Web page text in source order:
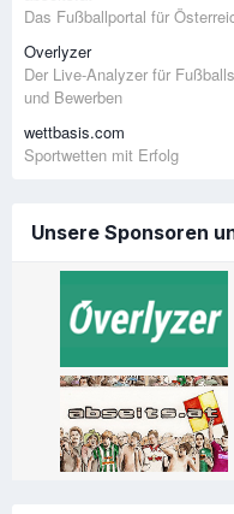
Das Fußballportal für
Overlyzer
Der Live-Analyzer für
und Bewerben
wettbasis.com
Sportwetten mit Erfolg
Unsere Sponsoren